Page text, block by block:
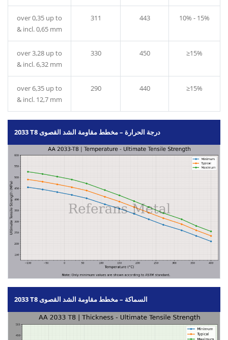
over 0,35 up to
& incl. 0,65 mm
311 443 10% - 15%
over 3,28 up to
& incl. 6,32 mm
330 450 ≥15%
over 6,35 up to
& incl. 12,7 mm
290 440 ≥15%
2033 T8 درجة الحرارة – مخطط مقاومة الشد القصوى
2033 T8 السماكة – مخطط مقاومة الشد القصوى